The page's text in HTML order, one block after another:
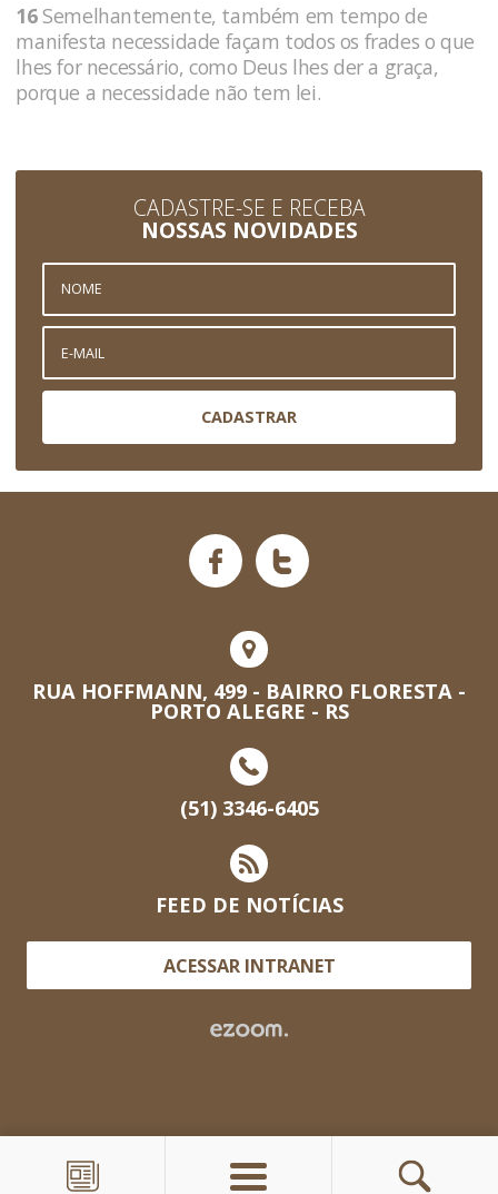
16Semelhantemente, também em tempo de
manifesta necessidade façam todos os frades o que
lhes for necessário, como Deus lhes der a graça,
porque a necessidade não tem lei.
CADASTRE-SE E RECEBA
NOSSAS NOVIDADES
CADASTRAR
RUA HOFFMANN, 499 - BAIRRO FLORESTA -
PORTO ALEGRE - RS
(51) 3346-6405
FEED DE NOTÍCIAS
ACESSAR INTRANET